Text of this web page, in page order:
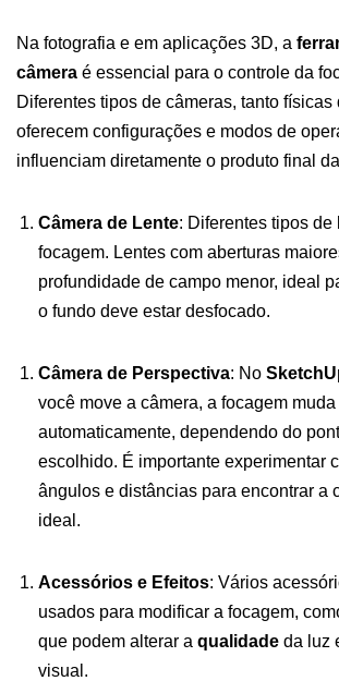
Na fotografia e em aplicações 3D, a
câmera é essencial para o controle da
Diferentes tipos de câmeras, tanto físicas
oferecem configurações e modos de
influenciam diretamente o produto final
Câmera de Lente: Diferentes tipos de
focagem. Lentes com aberturas
profundidade de campo menor, ideal
o fundo deve estar desfocado.
Câmera de Perspectiva: No
você move a câmera, a focagem muda
automaticamente, dependendo do
escolhido. É importante experimentar
ângulos e distâncias para encontrar a
ideal.
Acessórios e Efeitos: Vários
usados para modificar a focagem,
que podem alterar a qualidade da luz
visual.